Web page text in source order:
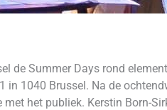
de Summer Days rond
in 1040 Brussel. Na de
het publiek. Kerstin Born-